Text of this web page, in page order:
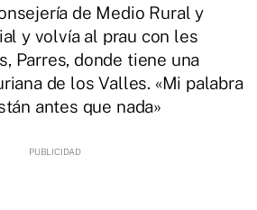
de Medio Rural y
y volvía al prau con les
Parres, donde tiene una
de los Valles. «Mi palabra
antes que nada»